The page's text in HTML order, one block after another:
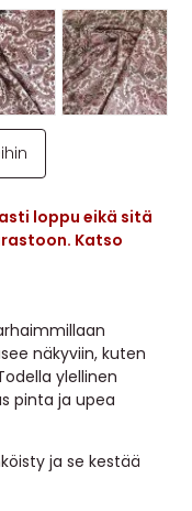
loppu eikä sitä
Katso
näkyviin, kuten
ylellinen
pinta ja upea
ja se kestää